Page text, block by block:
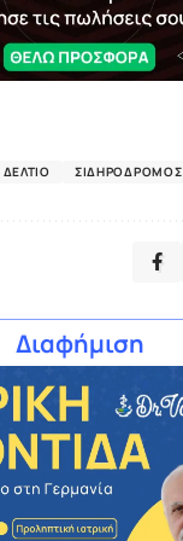
ΣΙΔΗΡΌΔΡΟΜΟΣ
Διαφήμιση